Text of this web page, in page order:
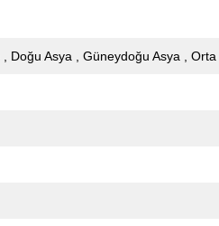
Doğu Asya , Güneydoğu Asya ,